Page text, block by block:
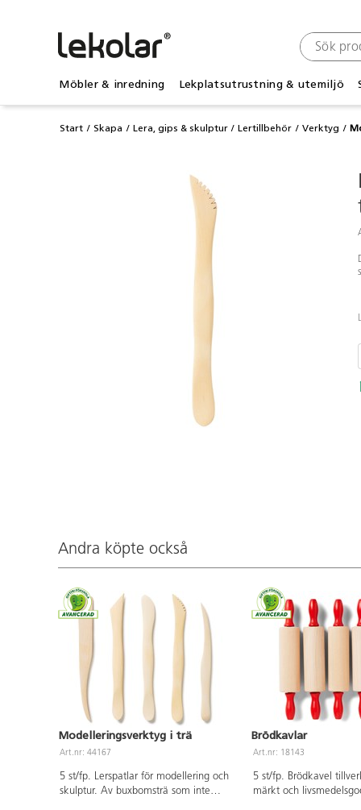
Möbler & inredning Lekplatsutrustning & utemiljö
Start Skapa Lera, gips & skulptur Lertillbehör Verktyg
Andra köpte också
Modelleringsverktyg i trä
Art.nr: 44167
5 st/fp. Lerspatlar för modellering och
skulptur. Av buxbomsträ som inte
Brödkavlar
Art.nr: 18143
5 st/fp. Brödkavel
märkt och